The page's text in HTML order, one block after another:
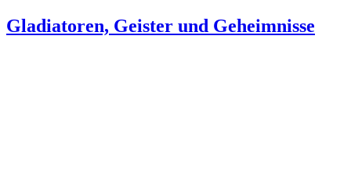
Gladiatoren, Geister und Geheimnisse